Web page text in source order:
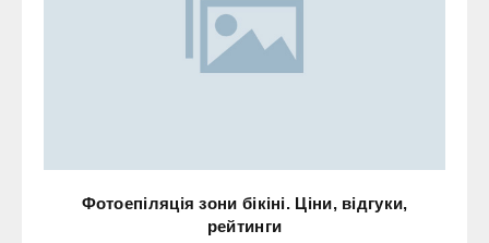
Фотоепіляція зони бікіні. Ціни, відгуки,
рейтинги